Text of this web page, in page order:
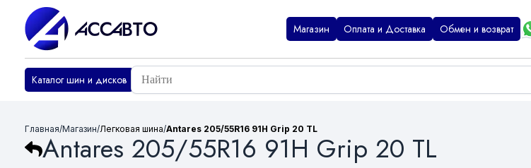
Магазин Оплата и Доставка Обмен и возврат
Каталог шин и дисков
Главная/Магазин/Легковая шина/Antares 205/55R16 91H Grip 20 TL
Antares 205/55R16 91H Grip 20 TL